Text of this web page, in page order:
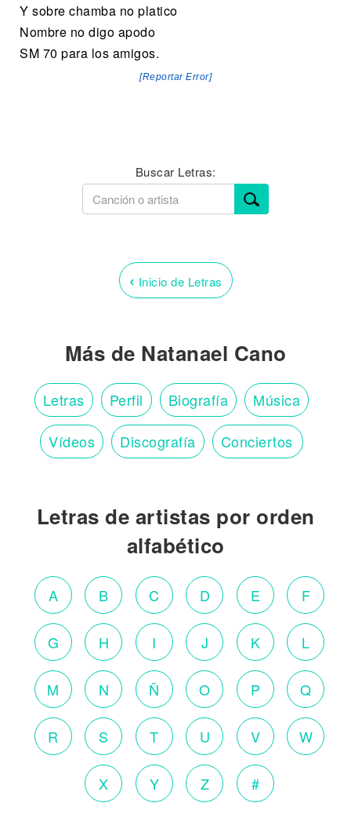
Y sobre chamba no platico
Nombre no digo apodo
SM 70 para los amigos.
[Reportar Error]
Buscar Letras:
‹ Inicio de Letras
Más de Natanael Cano
Letras Perfil Biografía Música
Vídeos Discografía Conciertos
Letras de artistas por orden
alfabético
A B C D E F
G H I J K L
M N Ñ O P Q
R S T U V W
X Y Z #